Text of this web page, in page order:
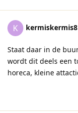
K kermiskermis8
Staat daar in de
wordt dit deels een
horeca, kleine